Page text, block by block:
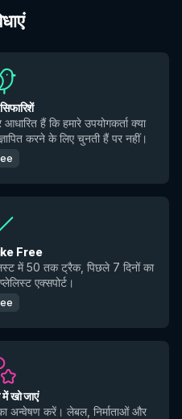
हैं कि हमारे उपयोगकर्ता क्या
करने के लिए चुनती हैं पर नहीं।
Free
में 50 तक ट्रैक, पिछले 7 दिनों का
एक्सपोर्ट।
खो जाएं
अन्वेषण करें। लेबल, निर्माताओं और